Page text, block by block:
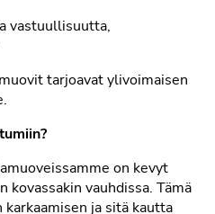
vastuullisuutta,
tarjoavat ylivoimaisen
on kevyt
vauhdissa. Tämä
ja sitä kautta